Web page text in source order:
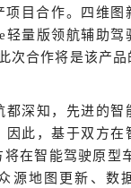
项目合作。四维图
轻量版领航辅助驾
次合作将是该产品
都深知，先进的智
因此，基于双方在
在智能驾驶原型
源地图更新、数